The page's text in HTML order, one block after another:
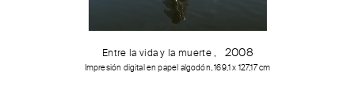
Entre la vida y la muerte, 2008
Impresión digital en papel algodón, 169,1 x 127,17 cm